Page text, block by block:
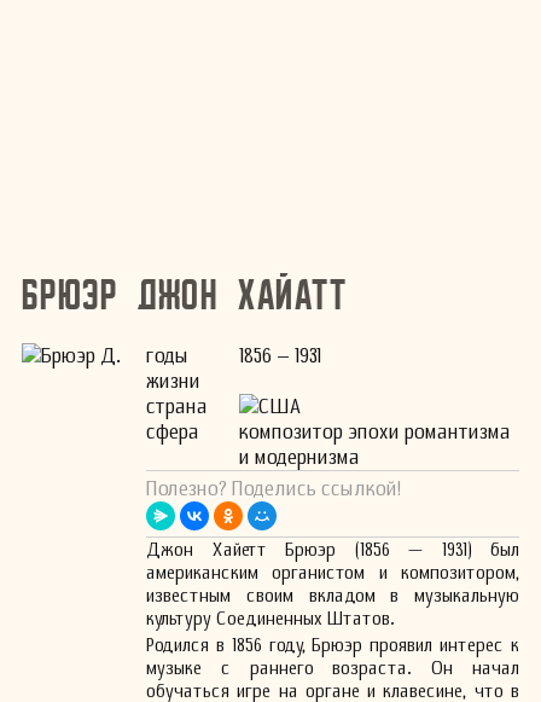
Брюэр Джон Хайатт
годы
жизни
1856 – 1931
страна
США
сфера
композитор эпохи романтизма
и модернизма
Полезно? Поделись ссылкой!
Джон Хайетт Брюэр (1856 — 1931) был
американским органистом и композитором,
известным своим вкладом в музыкальную
культуру Соединенных Штатов.
Родился в 1856 году, Брюэр проявил интерес к
музыке с раннего возраста. Он начал
обучаться игре на органе и клавесине, что в